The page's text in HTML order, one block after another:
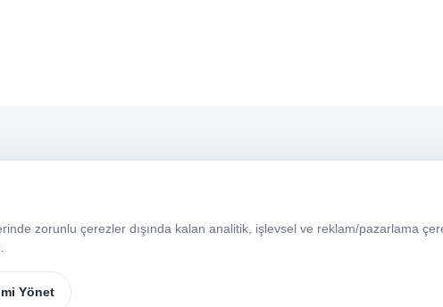
Haftaiçi
zorunlu çerezler dışında kalan analitik, işlevsel ve reklam/pazarlama
Yönet